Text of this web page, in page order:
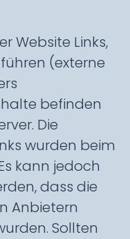
Website Links,
(externe
befinden
Die
wurden beim
kann jedoch
dass die
Anbietern
Sollten